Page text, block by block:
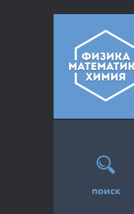
поиск